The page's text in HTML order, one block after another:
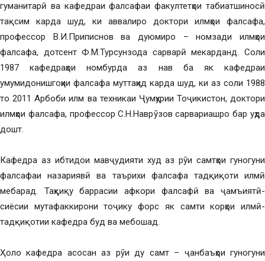
гуманитарӣ ва кафедраи фалсафаи факултетҳои табиатшиносӣ
тақсим карда шуд, ки аввалиро доктори илмҳои фалсафа,
профессор В.И.Приписнов ва дуюмиро – номзади илмҳои
фалсафа, дотсент Ф.М.Турсунзода сарварӣ мекарданд. Соли
1987 кафедраҳои номбурда аз нав ба як кафедраи
умумидонишгоҳии фалсафа муттаҳид карда шуд, ки аз соли 1988
то 2011 Арбоби илм ва техникаи Ҷумҳурии Тоҷикистон, доктори
илмҳои фалсафа, профессор С.Н.Наврӯзов сарвариашро бар уҳда
дошт.
Кафедра аз ибтидои мавҷудияти худ аз рӯи самтҳои гуногуни
фалсафаи назариявӣ ва таърихи фалсафа тадқиқоти илмӣ
мебарад. Таҳқиқу баррасии афкори фалсафӣ ва ҷамъиятӣ-
сиёсии мутафаккирони тоҷику форс як самти корҳои илмӣ-
тадқиқотии кафедра буд ва мебошад.
Ҳоло кафедра асосан аз рӯи ду самт – ҷанбаъҳои гуногуни